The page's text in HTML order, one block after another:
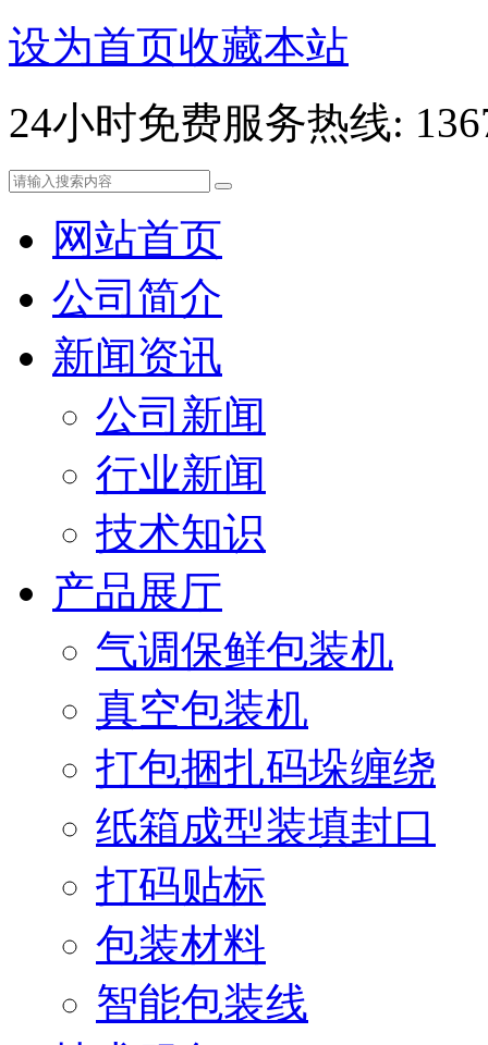
设为首页收藏本站
24小时免费服务热线:
网站首页
公司简介
新闻资讯
公司新闻
行业新闻
技术知识
产品展厅
气调保鲜包装机
真空包装机
打包捆扎码垛缠绕
纸箱成型装填封口
打码贴标
包装材料
智能包装线